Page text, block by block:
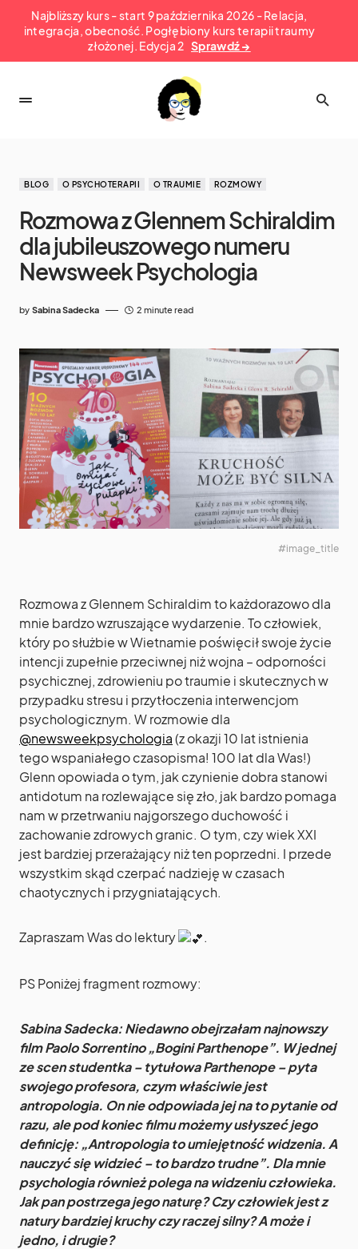
Najbliższy kurs - start 9 października 2026 - Relacja,
integracja, obecność. Pogłębiony kurs terapii traumy
złożonej. Edycja 2 Sprawdź →
BLOG O PSYCHOTERAPII O TRAUMIE ROZMOWY
Rozmowa z Glennem Schiraldim
dla jubileuszowego numeru
Newsweek Psychologia
by Sabina Sadecka 2 minute read
#image_title
Rozmowa z Glennem Schiraldim to każdorazowo dla
mnie bardzo wzruszające wydarzenie. To człowiek,
który po służbie w Wietnamie poświęcił swoje życie
intencji zupełnie przeciwnej niż wojna – odporności
psychicznej, zdrowieniu po traumie i skutecznych w
przypadku stresu i przytłoczenia interwencjom
psychologicznym. W rozmowie dla
@newsweekpsychologia(z okazji 10 lat istnienia
tego wspaniałego czasopisma! 100 lat dla Was!)
Glenn opowiada o tym, jak czynienie dobra stanowi
antidotum na rozlewające się zło, jak bardzo pomaga
nam w przetrwaniu najgorszego duchowość i
zachowanie zdrowych granic. O tym, czy wiek XXI
jest bardziej przerażający niż ten poprzedni. I przede
wszystkim skąd czerpać nadzieję w czasach
chaotycznych i przygniatających.
Zapraszam Was do lektury .
PS Poniżej fragment rozmowy:
Sabina Sadecka: Niedawno obejrzałam najnowszy
film Paolo Sorrentino „Bogini Parthenope”. W jednej
ze scen studentka – tytułowa Parthenope – pyta
swojego profesora, czym właściwie jest
antropologia. On nie odpowiada jej na to pytanie od
razu, ale pod koniec filmu możemy usłyszeć jego
definicję: „Antropologia to umiejętność widzenia. A
nauczyć się widzieć – to bardzo trudne”. Dla mnie
psychologia również polega na widzeniu człowieka.
Jak pan postrzega jego naturę? Czy człowiek jest z
natury bardziej kruchy czy raczej silny? A może i
jedno, i drugie?